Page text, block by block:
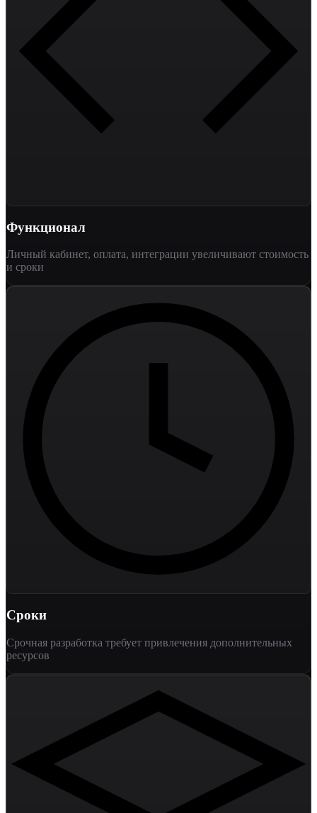
Функционал
Личный кабинет, оплата, интеграции увеличивают стоимость
и сроки
Сроки
Срочная разработка требует привлечения дополнительных
ресурсов